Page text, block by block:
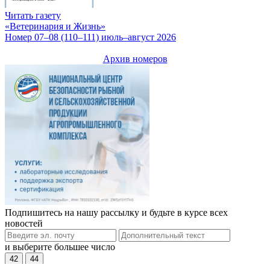
Читать газету
«Ветеринария и Жизнь»
Номер 07–08 (110–111) июль–август 2026
Архив номеров
Подпишитесь на нашу рассылку и будьте в курсе всех
новостей
и выберите большее число
42 44